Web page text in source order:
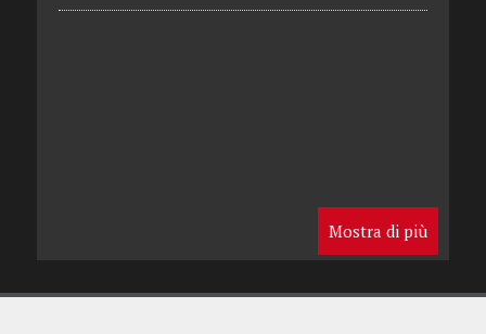
Mostra di più